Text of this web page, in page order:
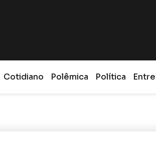
Cotidiano Polêmica Política